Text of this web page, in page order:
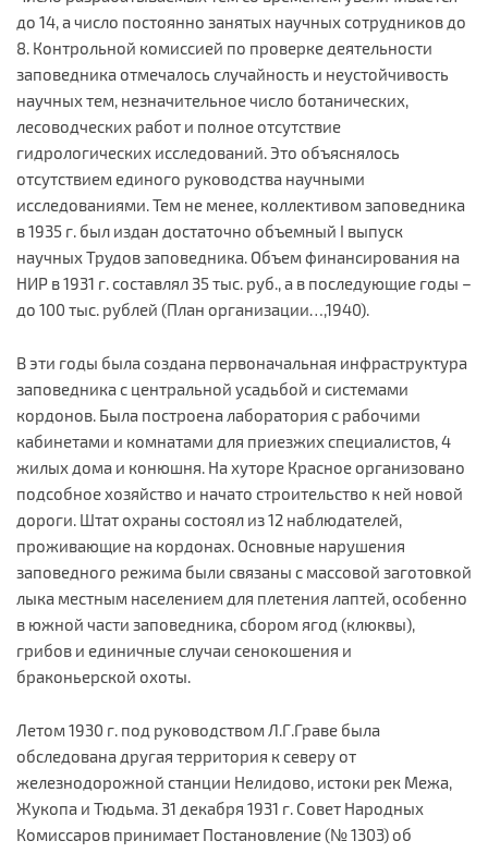
до 14, а число постоянно занятых научных сотрудников до
8. Контрольной комиссией по проверке деятельности
заповедника отмечалось случайность и неустойчивость
научных тем, незначительное число ботанических,
лесоводческих работ и полное отсутствие
гидрологических исследований. Это объяснялось
отсутствием единого руководства научными
исследованиями. Тем не менее, коллективом заповедника
в 1935 г. был издан достаточно объемный I выпуск
научных Трудов заповедника. Объем финансирования на
НИР в 1931 г. составлял 35 тыс. руб., а в последующие годы –
до 100 тыс. рублей (План организации…,1940).
В эти годы была создана первоначальная инфраструктура
заповедника с центральной усадьбой и системами
кордонов. Была построена лаборатория с рабочими
кабинетами и комнатами для приезжих специалистов, 4
жилых дома и конюшня. На хуторе Красное организовано
подсобное хозяйство и начато строительство к ней новой
дороги. Штат охраны состоял из 12 наблюдателей,
проживающие на кордонах. Основные нарушения
заповедного режима были связаны с массовой заготовкой
лыка местным населением для плетения лаптей, особенно
в южной части заповедника, сбором ягод (клюквы),
грибов и единичные случаи сенокошения и
браконьерской охоты.
Летом 1930 г. под руководством Л.Г.Граве была
обследована другая территория к северу от
железнодорожной станции Нелидово, истоки рек Межа,
Жукопа и Тюдьма. 31 декабря 1931 г. Совет Народных
Комиссаров принимает Постановление (№ 1303) об